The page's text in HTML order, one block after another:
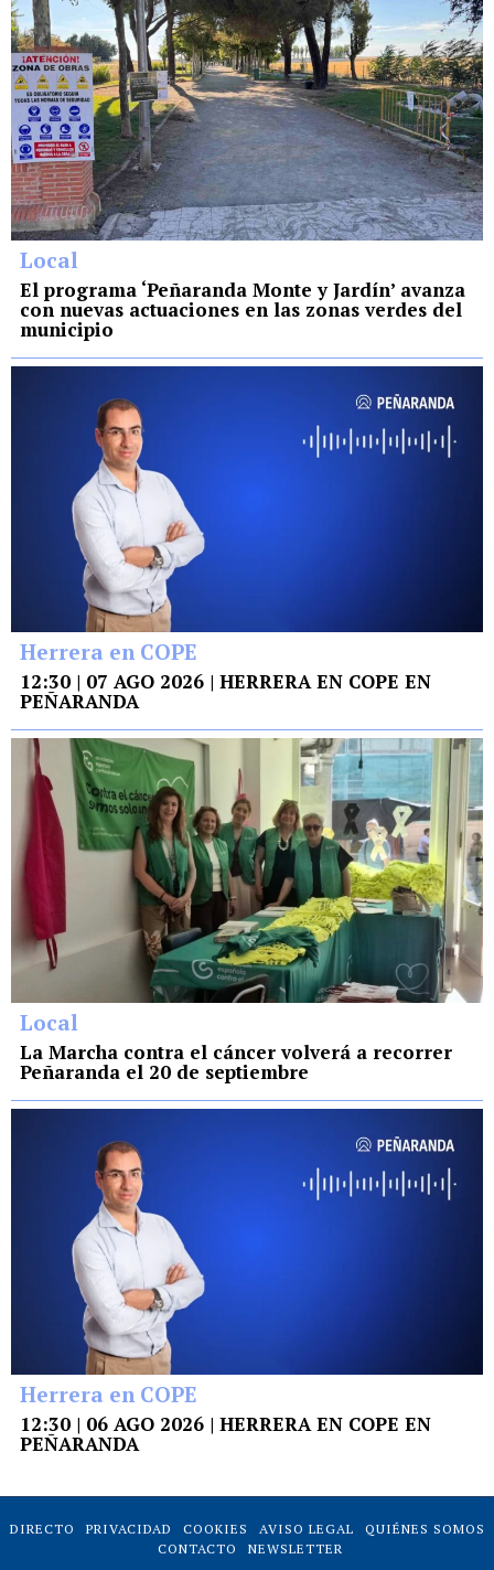
Local
El programa ‘Peñaranda Monte y Jardín’ avanza
con nuevas actuaciones en las zonas verdes del
municipio
Herrera en COPE
12:30 | 07 AGO 2026 | HERRERA EN COPE EN
PEÑARANDA
Local
La Marcha contra el cáncer volverá a recorrer
Peñaranda el 20 de septiembre
Herrera en COPE
12:30 | 06 AGO 2026 | HERRERA EN COPE EN
PEÑARANDA
DIRECTO PRIVACIDAD COOKIES AVISO LEGAL
QUIÉNES SOMOS
CONTACTO
NEWSLETTER